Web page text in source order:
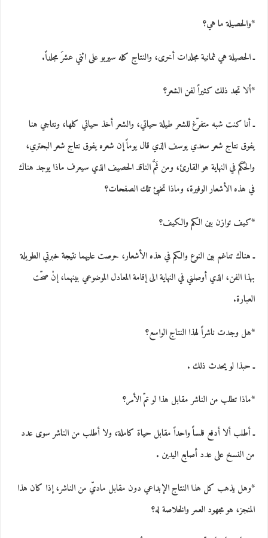
*والحصيلة ما هي؟
ـ الحصيلة هي ثمانية مجلدات أخرى، والنتاج كله سيربو على اثني عشرَ مجلداً.
*ألا تجد ذلك كثيراً لفن الشعر؟
ـ أنا كنت شبه متفرّغ للشعر طيلة حياتي، والشعر أخذ حياتي كلها، ونتاجي هنا
يفوق نتاج شعر سعدي يوسف الذي قال يوماً إن شعره يفوق نتاج شعر البحتري،
والحَكَم في النهاية هو القارئ، ومن ثَمَّ الناقد الحصيف الذي سيعرف ماذا يوجد هناك
في هذه الأشعار الوفيرة، وماذا تخبئ تلك الصفحات؟
*كيف توازن بين الكم والكيف؟
ـ هناك تناغم بين النوع والكم في هذه الأشعار، حرصت عليهما نتيجة خبرتي الطويلة
بهذا الفن، الذي أوصلني في النهاية الى إقامة المعادل الموضوعي بينهما، إنْ صحّت
العبارة.
*هل وجدت ناشراً لهذا النتاج الواسع؟
ـ حبذا لو يحدث ذلك .
*ماذا تطلب من الناشر مقابل هذا لو تمّ الأمر؟
ـ أطلب ألا أدفع فلساً واحداً مقابل حياة كاملة، ولا أطلب من الناشر سوى عدد
من النسخ على عدد أصابع اليدين .
*وهل يذهب كل هذا النتاج الإبداعي دون مقابل ماديّ من الناشر، إذا كان هذا
المنجز، هو مجهود العمر والخلاصة له؟